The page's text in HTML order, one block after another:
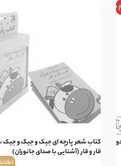
موجودی
کتاب شعر پارچه ای جیک و جیک و جیک ،
قار و قار (آشنایی با صدای جانوران)